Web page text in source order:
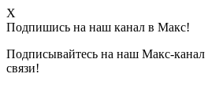
X
Подпишись на наш канал в Макс!
Подписывайтесь на наш Макс-канал
связи!